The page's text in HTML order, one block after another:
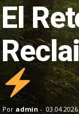
E
-
M
e
El
Por admin - 03.04.2026